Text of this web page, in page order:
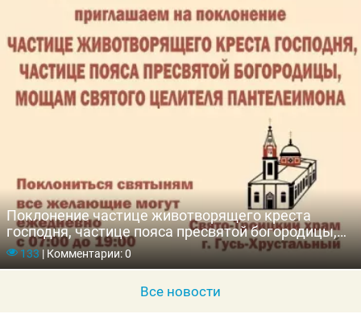
Поклонение частице животворящего креста
господня, частице пояса пресвятой богородицы,
мощам святого целителя Пантелеймона
133 |Комментарии: 0
Все новости